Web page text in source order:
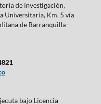
de investigación,
Universitaria, Km. 5 vía
de Barranquilla-
bajo Licencia